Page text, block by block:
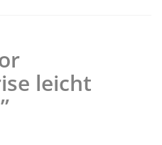
leicht